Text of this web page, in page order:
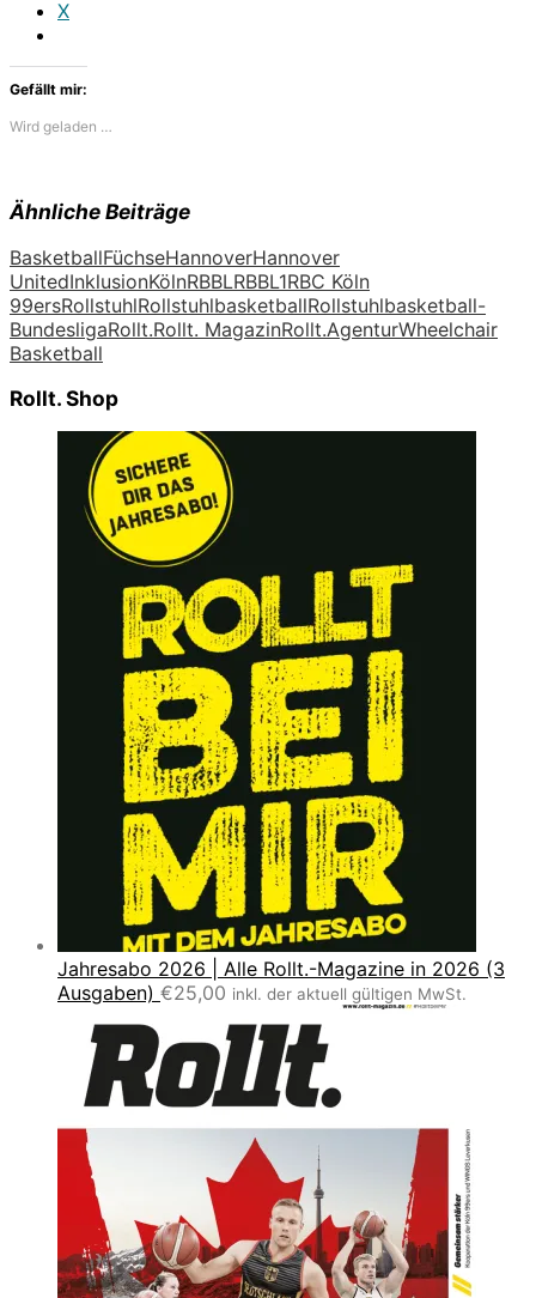
X
Gefällt mir:
Wird geladen …
Ähnliche Beiträge
BasketballFüchseHannoverHannover
UnitedInklusionKölnRBBLRBBL1RBC Köln
99ersRollstuhlRollstuhlbasketballRollstuhlbasketball-
BundesligaRollt.Rollt. MagazinRollt.AgenturWheelchair
Basketball
Rollt. Shop
Jahresabo 2026 | Alle Rollt.-Magazine in 2026 (3
Ausgaben) €25,00 inkl. der aktuell gültigen MwSt.